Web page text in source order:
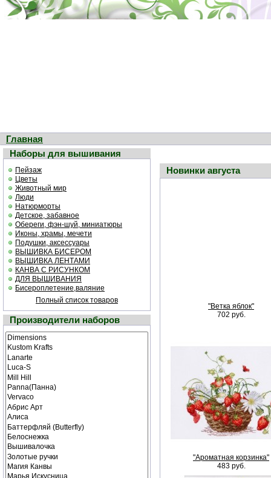
Главная
Наборы для вышивания
Пейзаж
Цветы
Животный мир
Люди
Натюрморты
Детское, забавное
Обереги, фэн-шуй, миниатюры
Иконы, храмы, мечети
Подушки, аксессуары
ВЫШИВКА БИСЕРОМ
ВЫШИВКА ЛЕНТАМИ
КАНВА С РИСУНКОМ
ДЛЯ ВЫШИВАНИЯ
Бисероплетение,валяние
Полный список товаров
Производители наборов
Новинки августа
"Ветка яблок"
702 руб.
"Ароматная корзинка"
483 руб.